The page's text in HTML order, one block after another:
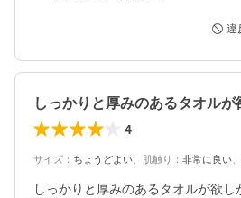
違
4
サイズ ： ちょうどよい 肌触り ： 非常に良い
しっかりと厚みのあるタオルが欲し